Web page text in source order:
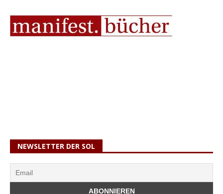
NEWSLETTER DER SOL